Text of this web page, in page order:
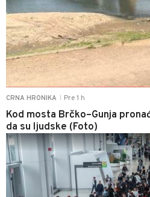
CRNA HRONIKA Pre 1 h
Kod mosta Brčko–Gunja
da su ljudske (Foto)